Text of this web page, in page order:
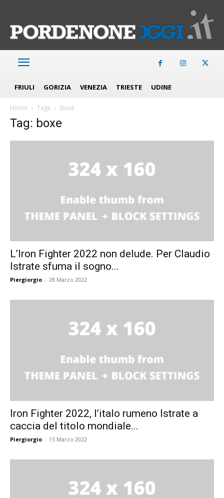
FRIULI GORIZIA VENEZIA TRIESTE UDINE
Home Tags Boxe
Tag: boxe
L’Iron Fighter 2022 non delude. Per Claudio
Istrate sfuma il sogno...
Piergiorgio - 28 Marzo 2022
Iron Fighter 2022, l’italo rumeno Istrate a
caccia del titolo mondiale...
Piergiorgio - 15 Marzo 2022